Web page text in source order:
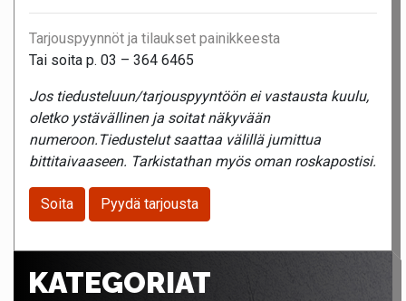
Tarjouspyynnöt ja tilaukset painikkeesta
Tai soita p. 03 – 364 6465
Jos tiedusteluun/tarjouspyyntöön ei vastausta kuulu,
oletko ystävällinen ja soitat näkyvään
numeroon.Tiedustelut saattaa välillä jumittua
bittitaivaaseen. Tarkistathan myös oman roskapostisi.
Soita Pyydä tarjousta
KATEGORIAT